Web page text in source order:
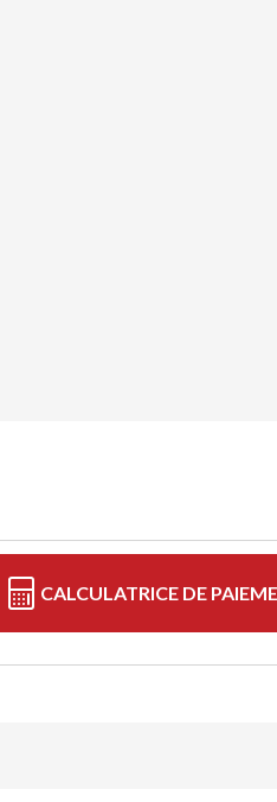
CALCULATRICE DE